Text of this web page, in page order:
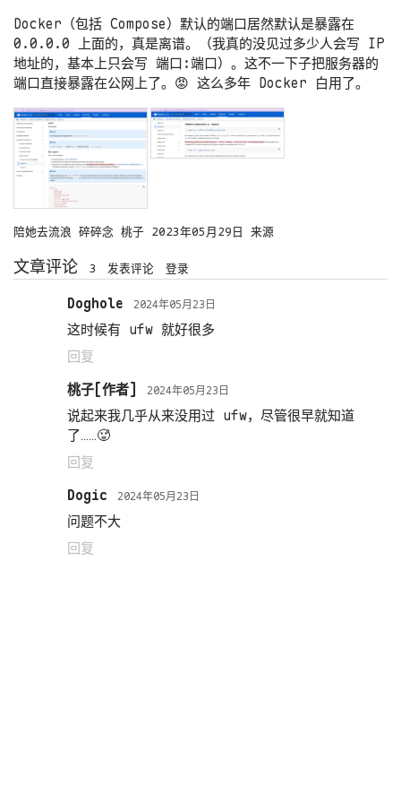
Docker（包括 Compose）默认的端口居然默认是暴露在
0.0.0.0 上面的，真是离谱。（我真的没见过多少人会写 IP
地址的，基本上只会写 端口:端口）。这不一下子把服务器的
端口直接暴露在公网上了。😡 这么多年 Docker 白用了。
陪她去流浪 碎碎念 桃子 2023年05月29日 来源
文章评论 3 发表评论 登录
Doghole 2024年05月23日
这时候有 ufw 就好很多
回复
桃子
2024年05月23日
说起来我几乎从来没用过 ufw，尽管很早就知道
了……🥵
回复
Dogic
2024年05月23日
问题不大
回复